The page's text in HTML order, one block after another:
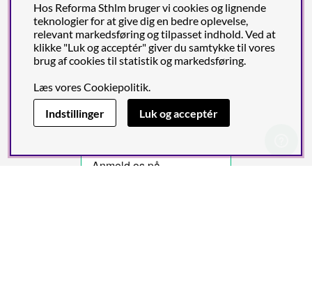
Hos Reforma Sthlm bruger vi cookies og lignende
teknologier for at give dig en bedre oplevelse,
relevant markedsføring og tilpasset indhold. Ved at
klikke "Luk og acceptér" giver du samtykke til vores
brug af cookies til statistik og markedsføring.
Læs voresCookiepolitik.
Indstillinger
Luk og acceptér